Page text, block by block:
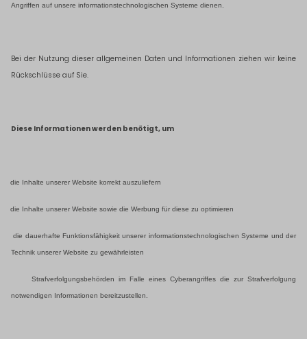
Angriffen auf unsere informationstechnologischen Systeme dienen.
Bei der Nutzung dieser allgemeinen Daten und Informationen ziehen wir keine
Rückschlüsse auf Sie.
Diese Informationen werden benötigt, um
die Inhalte unserer Website korrekt auszuliefern
die Inhalte unserer Website sowie die Werbung für diese zu optimieren
die dauerhafte Funktionsfähigkeit unserer informationstechnologischen Systeme und der
Technik unserer Website zu gewährleisten
Strafverfolgungsbehörden im Falle eines Cyberangriffes die zur Strafverfolgung
notwendigen Informationen bereitzustellen.